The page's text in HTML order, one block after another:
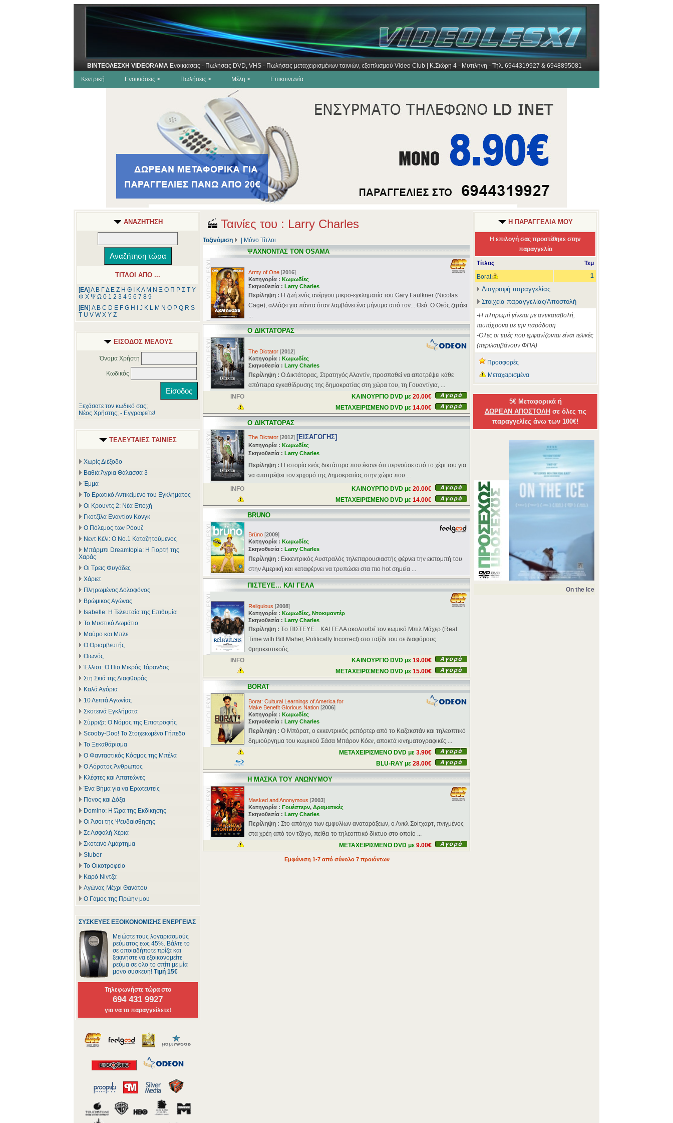
ΒΙΝΤΕΟΛΕΣΧΗ VIDEORAMA Ενοικιάσεις - Πωλήσεις DVD, VHS - Πωλήσεις μεταχειρισμένων ταινιών, εξοπλισμού Video Club | Κ.Σιώρη 4 - Μυτιλήνη - Τηλ. 6944319927 & 6948895081
Κεντρική
Ενοικιάσεις > Πωλήσεις > Μέλη > Επικοινωνία
ΑΝΑΖΗΤΗΣΗ
ΤΙΤΛΟΙ ΑΠΟ ...
[ΕΛ] Α Β ΓΔ Ε Ζ Η Θ ΚΛ Μ Ν Ξ Ο Π Ρ Σ Τ Υ
Φ Χ Ψ Ω 0 1 2 3 4 5 6 7 8 9
[ΕΝ] A B C D E F G H J K L M N O P Q R S
T U V W X Y Z
ΕΙΣΟΔΟΣ ΜΕΛΟΥΣ
Όνομα Χρήστη
Κωδικός
Ξεχάσατε τον κωδικό σας;
Νέος Χρήστης; - Εγγραφείτε!
ΤΕΛΕΥΤΑΙΕΣ ΤΑΙΝΙΕΣ
Χωρίς Διέξοδο
Βαθιά Άγρια Θάλασσα 3
Έμμα
Το Ερωτικό Αντικείμενο του Εγκλήματος
Οι Κρουντς 2: Νέα Εποχή
Γκοτζίλα Εναντίον Κονγκ
Ο Πόλεμος των Ρόουζ
Νεντ Κέλι: Ο Νο.1 Καταζητούμενος
Μπάρμπι Dreamtopia: Η Γιορτή της
Χαράς
Οι Τρεις Φυγάδες
Χάριετ
Πληρωμένος Δολοφόνος
Βρώμικος Αγώνας
Isabelle: Η Τελευταία της Επιθυμία
Το Μυστικό Δωμάτιο
Μαύρο και Μπλε
Ο Θριαμβευτής
Οιωνός
Έλλιοτ: Ο Πιο Μικρός Τάρανδος
Στη Σκιά της Διαφθοράς
Καλά Αγόρια
10 Λεπτά Αγωνίας
Σκοτεινά Εγκλήματα
Σύρριζα: Ο Νόμος της Επιστροφής
Scooby-Doo! Το Στοιχειωμένο Γήπεδο
Το Ξεκαθάρισμα
Ο Φανταστικός Κόσμος της Μπέλα
Ο Αόρατος Άνθρωπος
Κλέφτες και Απατεώνες
Ένα Βήμα για να Ερωτευτείς
Πόνος και Δόξα
Domino: Η Ώρα της Εκδίκησης
Οι Άσοι της Ψευδαίσθησης
Σε Ασφαλή Χέρια
Σκοτεινό Αμάρτημα
Stuber
Το Οικοτροφείο
Καρό Νίντζα
Αγώνας Μέχρι Θανάτου
Ο Γάμος της Πρώην μου
ΣΥΣΚΕΥΕΣ ΕΞΟΙΚΟΝΟΜΙΣΗΣ ΕΝΕΡΓΕΙΑΣ
Μειώστε τους λογαριασμούς
ρεύματος εως 45%. Βάλτε το
σε οποιαδήποτε πρίζα και
ξεκινήστε να εξοικονομείτε
ρεύμα σε όλο το σπίτι με μία
μονο συσκευή! Τιμή 15€
Τηλεφωνήστε τώρα στο
694 431 9927
για να τα παραγγείλετε!
Ταινίες του : Larry Charles
Ταξινόμιση Μόνο Τίτλοι
ΨΑΧΝΟΝΤΑΣ ΤΟΝ OSAMA
Army of One [2016]
Κατηγορία : Κωμωδίες
Σκηνοθεσία : Larry Charles
Περίληψη : Η ζωή ενός ανέργου μικρο-εγκληματία του Gary Faulkner (Nicolas
Cage), αλλάζει για πάντα όταν λαμβάνει ένα μήνυμα από τον... Θεό. Ο Θεός ζητάει
...
Ο ΔΙΚΤΑΤΟΡΑΣ
The Dictator [2012]
Κατηγορία : Κωμωδίες
Σκηνοθεσία : Larry Charles
Περίληψη : Ο Δικτάτορας, Στρατηγός Αλαντίν, προσπαθεί να αποτρέψει κάθε
απόπειρα εγκαθίδρυσης της δημοκρατίας στη χώρα του, τη Γουαντίγια, ...
INFO
ΚΑΙΝΟΥΡΓΙΟ DVD με 20.00€
ΜΕΤΑΧΕΙΡΙΣΜΕΝΟ DVD με 14.00€
Ο ΔΙΚΤΑΤΟΡΑΣ
The Dictator [2012] [ΕΙΣΑΓΩΓΗΣ]
Κατηγορία : Κωμωδίες
Σκηνοθεσία : Larry Charles
Περίληψη : Η ιστορία ενός δικτάτορα που έκανε ότι περνούσε από το χέρι του για
να αποτρέψει τον ερχομό της δημοκρατίας στην χώρα που ...
INFO
ΚΑΙΝΟΥΡΓΙΟ DVD με 20.00€
ΜΕΤΑΧΕΙΡΙΣΜΕΝΟ DVD με 14.00€
BRUNO
Brüno [2009]
Κατηγορία : Κωμωδίες
Σκηνοθεσία : Larry Charles
Περίληψη : Εκκεντρικός Αυστραλός τηλεπαρουσιαστής φέρνει την εκπομπή του
στην Αμερική και καταφέρνει να τρυπώσει στα πιο hot σημεία ...
ΠΙΣΤΕΥΕ... ΚΑΙ ΓΕΛΑ
Religulous [2008]
Κατηγορία : Κωμωδίες, Ντοκιμαντέρ
Σκηνοθεσία : Larry Charles
Περίληψη : Tο ΠΙΣΤΕΥΕ... ΚΑΙ ΓΕΛΑ ακολουθεί τον κωμικό Μπιλ Μάχερ (Real
Time with Bill Maher, Politically Incorrect) στο ταξίδι του σε διαφόρους
θρησκευτικούς ...
INFO
ΚΑΙΝΟΥΡΓΙΟ DVD με 19.00€
ΜΕΤΑΧΕΙΡΙΣΜΕΝΟ DVD με 15.00€
BORAT
Borat: Cultural Learnings of America for
Make Benefit Glorious Nation [2006]
Κατηγορία : Κωμωδίες
Σκηνοθεσία : Larry Charles
Περίληψη : O Mπόρατ, ο εκκεντρικός ρεπόρτερ από το Καζακστάν και τηλεοπτικό
δημιούργημα του κωμικού Σάσα Μπάρον Κόεν, αποκτά κινηματογραφικές ...
ΜΕΤΑΧΕΙΡΙΣΜΕΝΟ DVD με 3.90€
BLU-RAY με 28.00€
Η ΜΑΣΚΑ ΤΟΥ ΑΝΩΝΥΜΟΥ
Masked and Anonymous [2003]
Κατηγορία : Γουέστερν, Δραματικές
Σκηνοθεσία : Larry Charles
Περίληψη : Στο απόηχο των εμφυλίων αναταράξεων, ο Ανκλ Σοίτχαρτ, πνιγμένος
στα χρέη από τον τζόγο, πείθει το τηλεοπτικό δίκτυο στο οποίο ...
ΜΕΤΑΧΕΙΡΙΣΜΕΝΟ DVD με 9.00€
Εμφάνιση 1-7 από σύνολο 7 προιόντων
Η ΠΑΡΑΓΓΕΛΙΑ ΜΟΥ
Η επιλογή σας προστέθηκε στην
παραγγελία
Τίτλος
Τεμ
Borat
1
Διαγραφή παραγγελίας
Στοιχεία παραγγελίας/Αποστολή
-Η πληρωμή γίνεται με αντικαταβολή,
ταυτόχρονα με την παράδοση
-Όλες οι τιμές που εμφανίζονται είναι τελικές
(περιλαμβάνουν ΦΠΑ)
Προσφορές
Μεταχειρισμένα
5€ Μεταφορικά ή
ΔΩΡΕΑΝ ΑΠΟΣΤΟΛΗ σε όλες τις
παραγγελίες άνω των 100€!
On the Ice